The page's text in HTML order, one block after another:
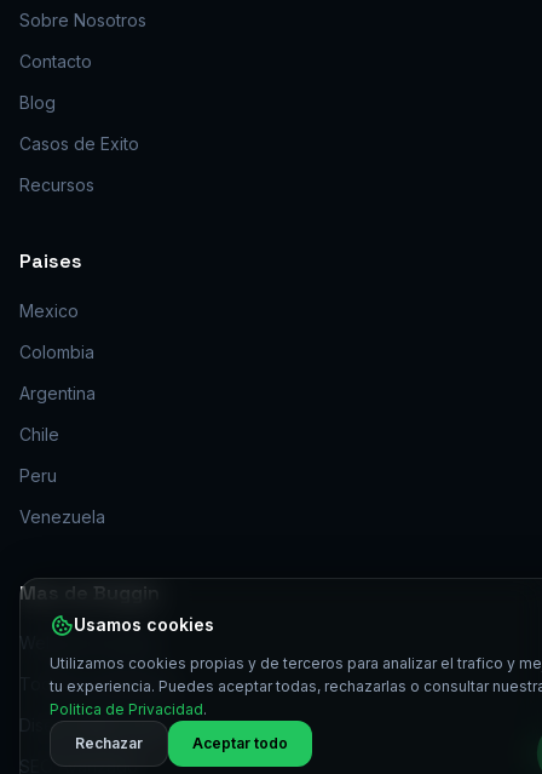
Sobre Nosotros
Contacto
Blog
Casos de Exito
Recursos
Paises
Mexico
Colombia
Argentina
Chile
Peru
Venezuela
Mas de Buggin
Website Principal
Todos los Servicios
Diseno Web UX/UI
SEO Avanzado
Usamos cookies
Utilizamos cookies propias y de terceros para analizar el trafico y
tu experiencia. Puedes aceptar todas, rechazarlas o consultar
Politica de Privacidad.
Rechazar
Aceptar todo